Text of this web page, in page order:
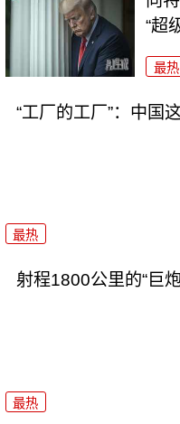
“超
最热
“工厂的工厂”：中国
最热
射程1800公里的“巨
最热